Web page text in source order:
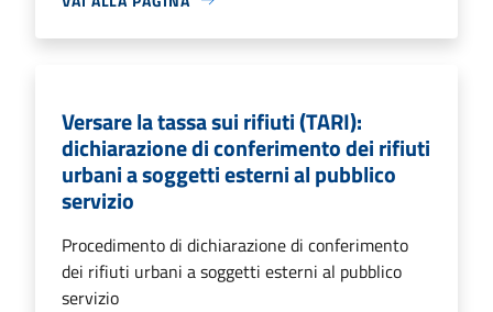
Versare la tassa sui rifiuti (TARI):
dichiarazione di conferimento dei rifiuti
urbani a soggetti esterni al pubblico
servizio
Procedimento di dichiarazione di conferimento
dei rifiuti urbani a soggetti esterni al pubblico
servizio